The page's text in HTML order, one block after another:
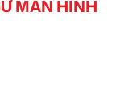
MÀN HÌNH